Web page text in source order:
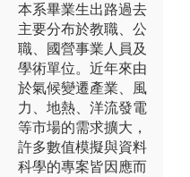
本系畢業生出路過去
主要分布於教職、公
職、國營事業人員及
學術單位。近年來由
於氣候變遷產業、風
力、地熱、洋流發電
等市場的需求擴大，
許多數值模擬與資料
科學的專案皆因應而